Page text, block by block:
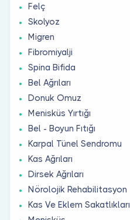
Felç
Skolyoz
Migren
Fibromiyalji
Spina Bifida
Bel Ağrıları
Donuk Omuz
Menisküs Yırtığı
Bel - Boyun Fıtığı
Karpal Tünel Sendromu
Kas Ağrıları
Dirsek Ağrıları
Nörolojik Rehabilitasyon
Kas Ve Eklem Sakatlıkları